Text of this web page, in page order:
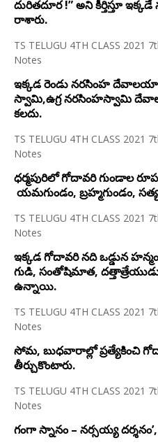
దురితదూర !” అని కీర్తిస్తూ
రాశారు.
TS TELUGU 4TH CLASS
Notes
ఇక్కడ రెండు నరసింహ
స్వామి,ఉగ్ర నరసింహస్వామి
కలదు.
TS TELUGU 4TH CLASS
Notes
ధర్మపురిలో గోదావరి గుండాల
యమగుండం, బ్రహ్మగుండం,
TS TELUGU 4TH CLASS
Notes
ఇక్కడ గోదావరి నది ఒడ్డున
గుడి, సంతోషిమాత,
ఉన్నాయి.
TS TELUGU 4TH CLASS
Notes
సోమ, బుధవారాల్లో ప్రత్యేకించి
తీర్చుకొంటారు.
TS TELUGU 4TH CLASS
Notes
గంగా స్నానం – నర్సయ్య దర్శనం’,